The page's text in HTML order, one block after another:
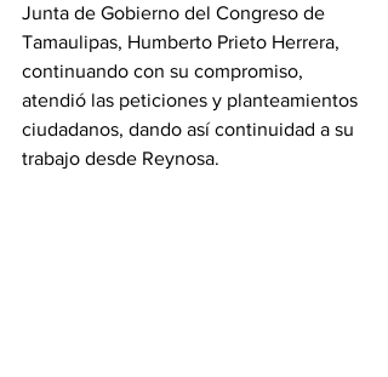
Junta de Gobierno del Congreso de
Tamaulipas, Humberto Prieto Herrera,
continuando con su compromiso,
atendió las peticiones y planteamientos
ciudadanos, dando así continuidad a su
trabajo desde Reynosa.